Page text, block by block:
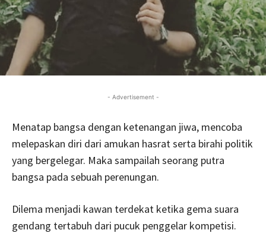
- Advertisement -
Menatap bangsa dengan ketenangan jiwa, mencoba
melepaskan diri dari amukan hasrat serta birahi politik
yang bergelegar. Maka sampailah seorang putra
bangsa pada sebuah perenungan.
Dilema menjadi kawan terdekat ketika gema suara
gendang tertabuh dari pucuk penggelar kompetisi.